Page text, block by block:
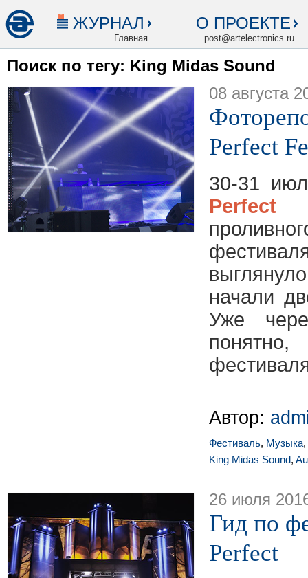
ЖУРНАЛ
Главная
О ПРОЕКТЕ
post@artelectronics.ru
Поиск по тегу: King Midas Sound
08 августа
Perfect
30-31
Perfect
начали
Уже
Автор:
Фестиваль, Музыка,
King Midas Sound,
26 июля
Гид по
Perfect